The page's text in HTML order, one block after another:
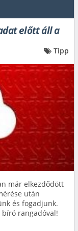
előtt áll a
már elkezdődött
után
és fogadjunk.
rangadóval!
Tipp